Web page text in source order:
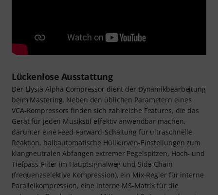
Lückenlose Ausstattung
Der Elysia Alpha Compressor dient der Dynamikbearbeitung
beim Mastering. Neben den üblichen Parametern eines
VCA-Kompressors finden sich zahlreiche Features, die das
Gerät für jeden Musikstil effektiv anwendbar machen,
darunter eine Feed-Forward-Schaltung für ultraschnelle
Reaktion, halbautomatische Hüllkurven-Einstellungen zum
klangneutralen Abfangen extremer Pegelspitzen, Hoch- und
Tiefpass-Filter im Hauptsignalweg und Side-Chain
(frequenzselektive Kompression), ein Mix-Regler für interne
Parallelkompression, eine interne MS-Matrix für die